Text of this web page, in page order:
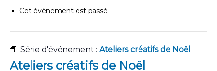
Cet évènement est passé.
Série d'événement : Ateliers créatifs de Noël
Ateliers créatifs de Noël